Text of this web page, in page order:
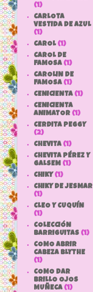
(1)
CARLOTA
VESTIDA DE AZUL
(1)
CAROL (1)
CAROL DE
FAMOSA (1)
CAROLIN DE
FAMOSA (1)
CENICIENTA (1)
CENICIENTA
ANIMATOR (1)
CERDITA PEGGY
(2)
CHEVITA (1)
CHEVITA PÉREZ Y
GALSEM (1)
CHIKY (1)
CHIKY DE JESMAR
(1)
CLEO Y CUQUÍN
(1)
COLECCIÓN
BARRIGUITAS (1)
COMO ABRIR
CABEZA BLYTHE
(1)
COMO DAR
BRILLO OJOS
MUÑECA (1)